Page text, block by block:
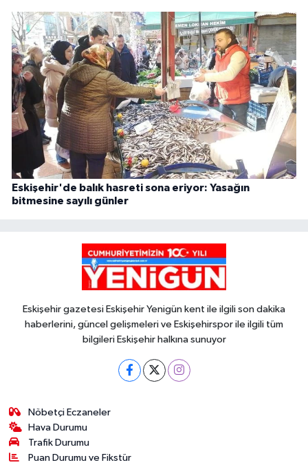
Eskişehir'de balık hasreti sona eriyor: Yasağın
bitmesine sayılı günler
Eskişehir gazetesi Eskişehir Yenigün kent ile ilgili son dakika
haberlerini, güncel gelişmeleri ve Eskişehirspor ile ilgili tüm
bilgileri Eskişehir halkına sunuyor
Nöbetçi Eczaneler
Hava Durumu
Trafik Durumu
Puan Durumu ve Fikstür